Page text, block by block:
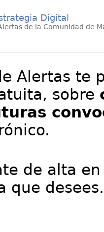
Digital
de la Comunidad de
Alertas te
sobre
de alta
que desees.